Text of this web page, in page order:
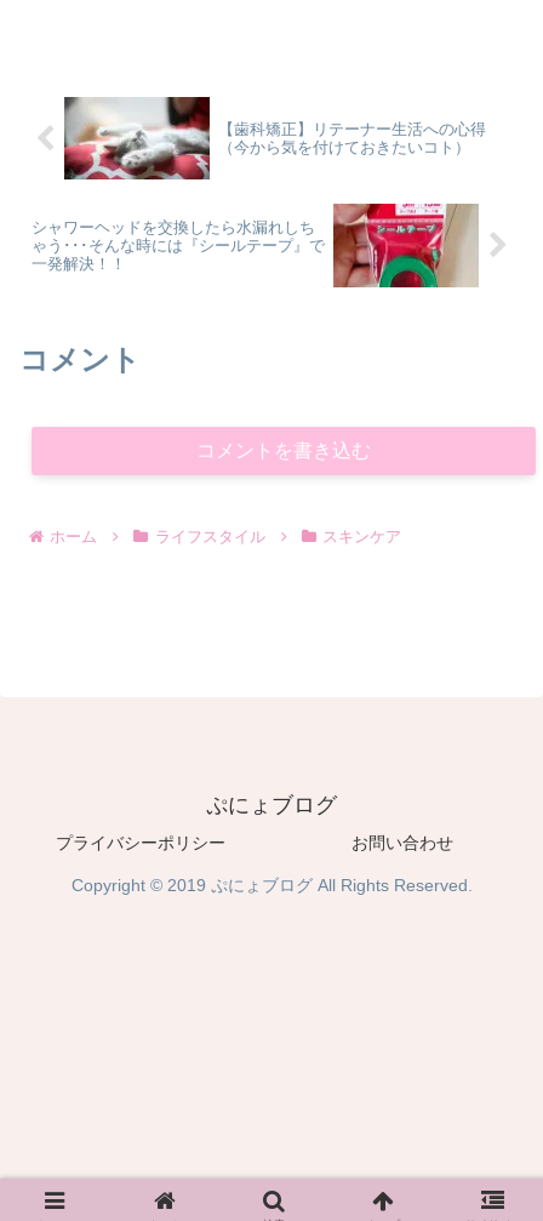
【歯科矯正】リテーナー生活への心得
（今から気を付けておきたいコト）
シャワーヘッドを交換したら水漏れしち
ゃう･･･そんな時には『シールテープ』で
一発解決！！
コメント
コメントを書き込む
ホーム ライフスタイル スキンケア
ぷにょブログ
プライバシーポリシー お問い合わせ
Copyright © 2019 ぷにょブログ All Rights Reserved.